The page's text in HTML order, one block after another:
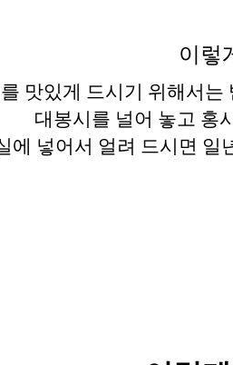
이렇
맛있게 드시기 위해서
대봉시를 널어 놓고 홍
에 넣어서 얼려 드시면